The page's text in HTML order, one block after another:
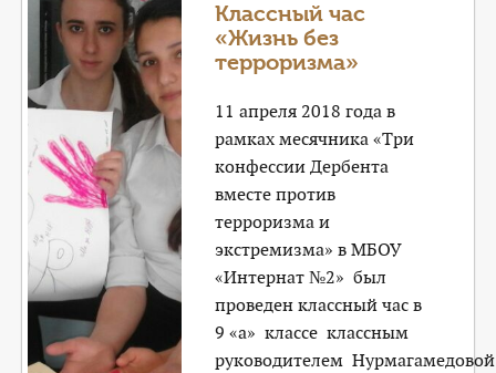
Классный час
«Жизнь без
терроризма»
11 апреля 2018 года в
рамках месячника «Три
конфессии Дербента
вместе против
терроризма и
экстремизма» в МБОУ
«Интернат №2» был
проведен классный час в
9 «а» классе классным
руководителем Нурмагамедовой